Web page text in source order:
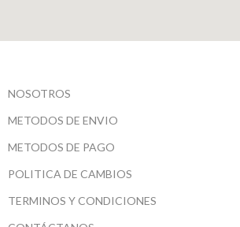
NOSOTROS
METODOS DE ENVIO
METODOS DE PAGO
POLITICA DE CAMBIOS
TERMINOS Y CONDICIONES